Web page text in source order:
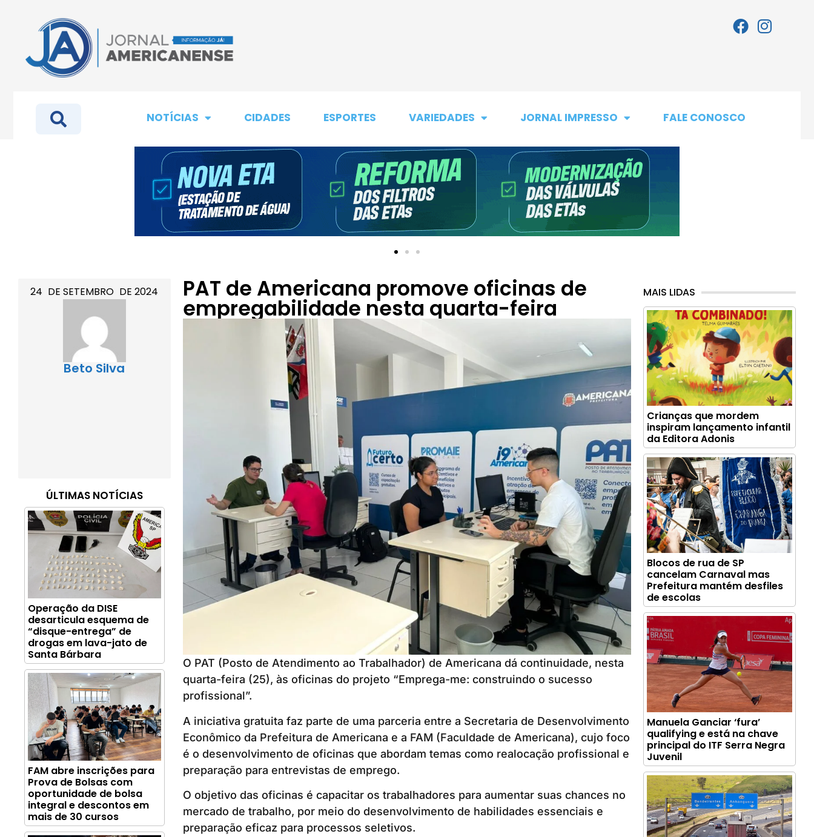
NOTÍCIAS CIDADES ESPORTES VARIEDADES JORNAL IMPRESSO FALE CONOSCO
24 DESETEMBRO DE2024
Beto Silva
ÚLTIMAS NOTÍCIAS
Operação da DISE
desarticula esquema de
“disque-entrega” de
drogas em lava-jato de
Santa Bárbara
FAM abre inscrições para
Prova de Bolsas com
oportunidade de bolsa
integral e descontos em
mais de 30 cursos
PAT de Americana promove oficinas de
empregabilidade nesta quarta-feira
O PAT (Posto de Atendimento ao Trabalhador) de Americana dá continuidade, nesta
quarta-feira (25), às oficinas do projeto “Emprega-me: construindo o sucesso
profissional”.
A iniciativa gratuita faz parte de uma parceria entre a Secretaria de Desenvolvimento
Econômico da Prefeitura de Americana e a FAM (Faculdade de Americana), cujo foco
é o desenvolvimento de oficinas que abordam temas como realocação profissional e
preparação para entrevistas de emprego.
O objetivo das oficinas é capacitar os trabalhadores para aumentar suas chances no
mercado de trabalho, por meio do desenvolvimento de habilidades essenciais e
preparação eficaz para processos seletivos.
MAIS LIDAS
Crianças que mordem
inspiram lançamento infantil
da Editora Adonis
Blocos de rua de SP
cancelam Carnaval mas
Prefeitura mantém desfiles
de escolas
Manuela Ganciar ‘fura’
qualifying e está na chave
principal do ITF Serra Negra
Juvenil